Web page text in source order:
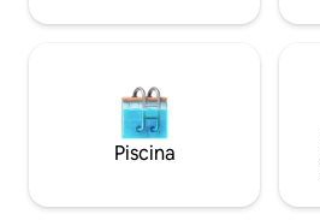
Piscina